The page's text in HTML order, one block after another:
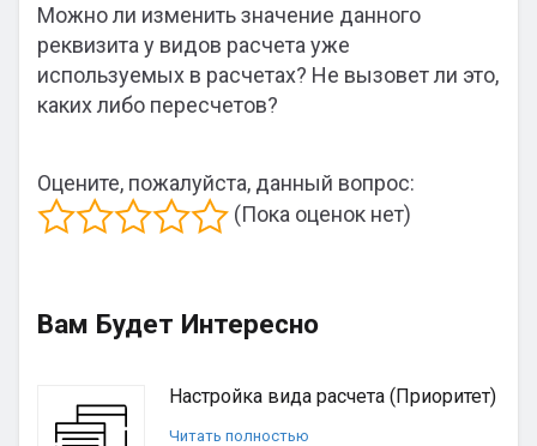
Можно ли изменить значение данного
реквизита у видов расчета уже
используемых в расчетах? Не вызовет ли это,
каких либо пересчетов?
Оцените, пожалуйста, данный вопрос:
(Пока оценок нет)
Вам Будет Интересно
Настройка вида расчета (Приоритет)
Читать полностью